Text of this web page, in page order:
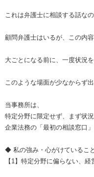
これは弁護士に相談する話な
顧問弁護士はいるが、この内
大ごとになる前に、一度状況
このような場面が少なからず出
当事務所は、
特定分野に限定せず、まず状
企業法務の「最初の相談窓口
◆ 私の強み・心がけていること
【1】特定分野に偏らない、